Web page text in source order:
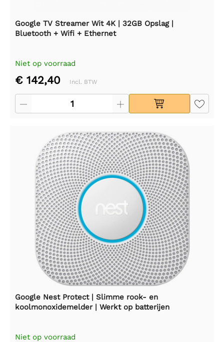
Google TV Streamer Wit 4K | 32GB Opslag |
Bluetooth + Wifi + Ethernet
Niet op voorraad
€ 142,40 Incl. BTW
Google Nest Protect | Slimme rook- en
koolmonoxidemelder | Werkt op batterijen
Niet op voorraad